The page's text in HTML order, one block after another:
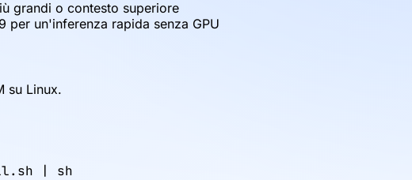
grandi o contesto superiore
per un'inferenza rapida senza GPU
su Linux.
| sh